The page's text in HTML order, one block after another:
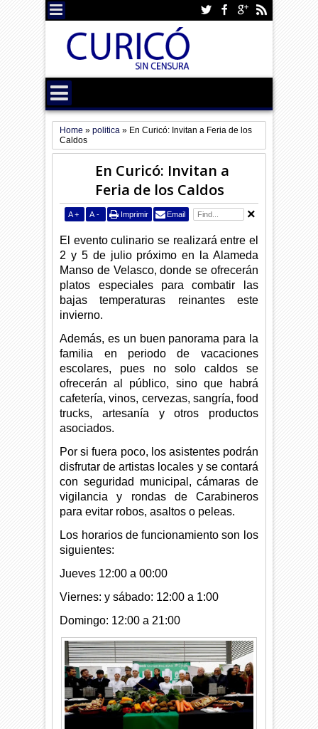
Home »politica » En Curicó: Invitan a Feria de los
Caldos
En Curicó: Invitan a
Feria de los Caldos
A + A - Imprimir Email
El evento culinario se realizará entre el
2 y 5 de julio próximo en la Alameda
Manso de Velasco, donde se ofrecerán
platos especiales para combatir las
bajas temperaturas reinantes este
invierno.
Además, es un buen panorama para la
familia en periodo de vacaciones
escolares, pues no solo caldos se
ofrecerán al público, sino que habrá
cafetería, vinos, cervezas, sangría, food
trucks, artesanía y otros productos
asociados.
Por si fuera poco, los asistentes podrán
disfrutar de artistas locales y se contará
con seguridad municipal, cámaras de
vigilancia y rondas de Carabineros
para evitar robos, asaltos o peleas.
Los horarios de funcionamiento son los
siguientes:
Jueves 12:00 a 00:00
Viernes: y sábado: 12:00 a 1:00
Domingo: 12:00 a 21:00